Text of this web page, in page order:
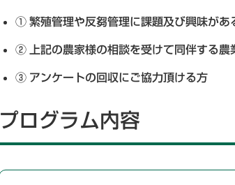
繁殖管理や反芻管理に課題及び興味があ
上記の農家様の相談を受けて同伴する
アンケートの回収にご協力頂ける方
プログラム内容